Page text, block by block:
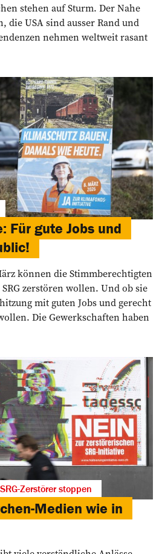
stehen auf Sturm. Der Nahe
die USA sind ausser Rand und
nehmen weltweit rasant
Für gute Jobs und
können die Stimmberechtigten
zerstören wollen. Und ob sie
mit guten Jobs und gerecht
Die Gewerkschaften haben
Zerstörer stoppen
Medien wie in